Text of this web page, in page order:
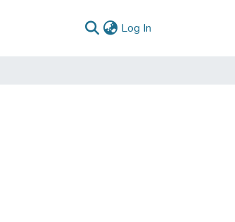
Log In